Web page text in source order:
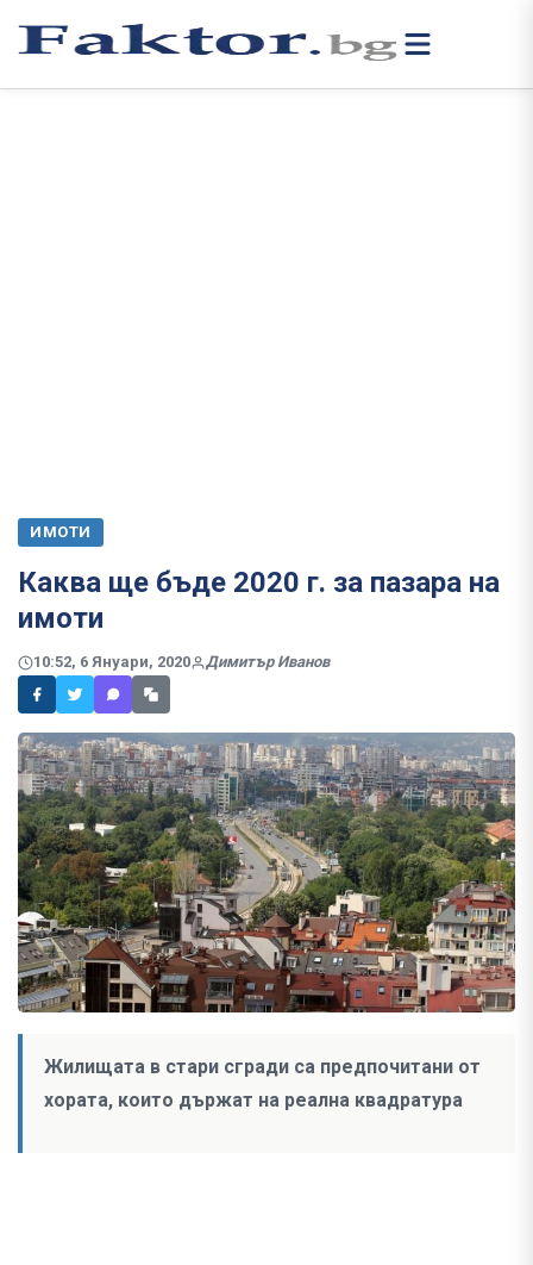
ИМОТИ
Каква ще бъде 2020 г. за пазара на
имоти
10:52, 6 Януари, 2020 Димитър Иванов
Жилищата в стари сгради са предпочитани от
хората, които държат на реална квадратура